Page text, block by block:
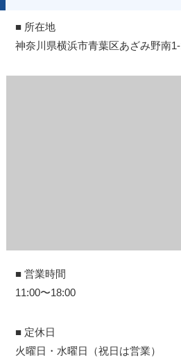
■ 所在地
神奈川県横浜市青葉区あざみ野南
■ 営業時間
11:00〜18:00
■ 定休日
火曜日・水曜日（祝日は営業）